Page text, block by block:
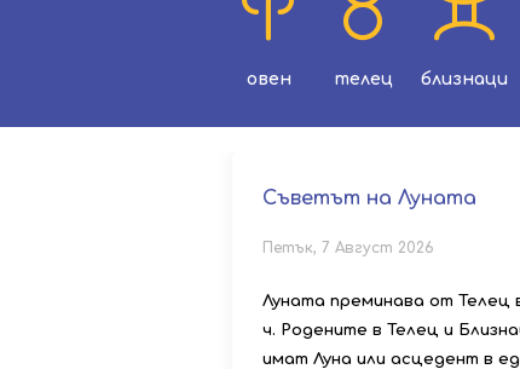
овен телец близнаци
Съветът на Луната
Петък, 7 Август 2026
Луната преминава от Телец
ч. Родените в Телец и
имат Луна или асцедент в